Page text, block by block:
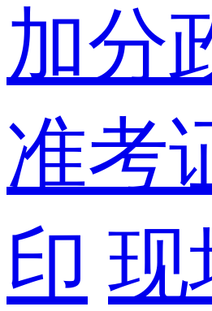
加分
准考
印 现